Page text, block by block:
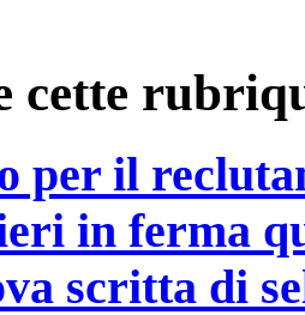
cette
per il
in ferma
scritta di